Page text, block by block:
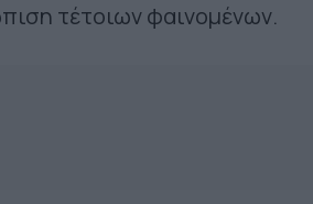
τέτοιων φαινομένων.